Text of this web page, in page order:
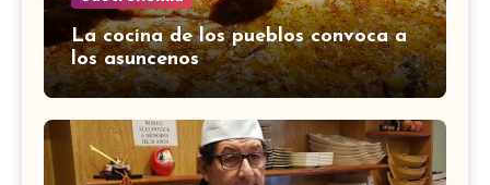
La cocina de los pueblos convoca a
los asuncenos